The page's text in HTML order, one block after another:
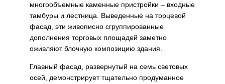
многообъемные каменные пристройки – входные
тамбуры и лестница. Выведенные на торцевой
фасад, эти живописно сгруппированные
дополнения торговых площадей заметно
оживляют блочную композицию здания.
Главный фасад, развернутый на семь световых
осей, демонстрирует тщательно продуманное